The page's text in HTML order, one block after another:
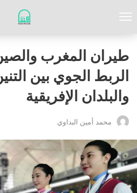
طيران المغرب
الربط الجوي بين
والبلدان الإفريقية
محمد أمين البداوي